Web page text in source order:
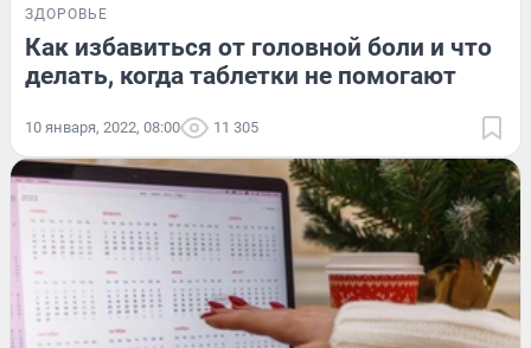
ЗДОРОВЬЕ
Как избавиться от головной боли и что
делать, когда таблетки не помогают
10 января, 2022, 08:00 11 305